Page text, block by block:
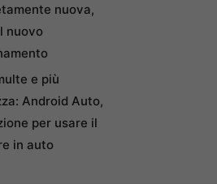
nuova,
nuovo
e più
Android Auto,
per usare il
in auto